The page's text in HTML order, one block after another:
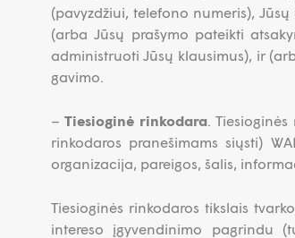
(pavyzdžiui, telefono numeris),
(arba Jūsų prašymo pateikti
administruoti Jūsų klausimus), ir
gavimo.
–Tiesioginė rinkodara.
rinkodaros pranešimams siųsti)
organizacija, pareigos, šalis,
Tiesioginės rinkodaros tikslais
intereso įgyvendinimo pagrindu